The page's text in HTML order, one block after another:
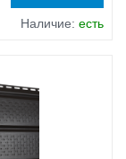
Наличие: есть